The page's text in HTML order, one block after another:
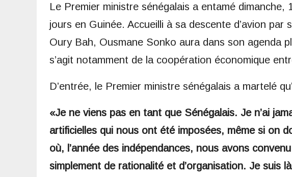
Le Premier ministre sénégalais a entamé dimanche,
jours en Guinée. Accueilli à sa descente d’avion par
Oury Bah, Ousmane Sonko aura dans son agenda
s’agit notamment de la coopération économique
D’entrée, le Premier ministre sénégalais a martelé
«Je ne viens pas en tant que Sénégalais. Je n’ai
artificielles qui nous ont été imposées, même si on
où, l’année des indépendances, nous avons
simplement de rationalité et d’organisation. Je suis